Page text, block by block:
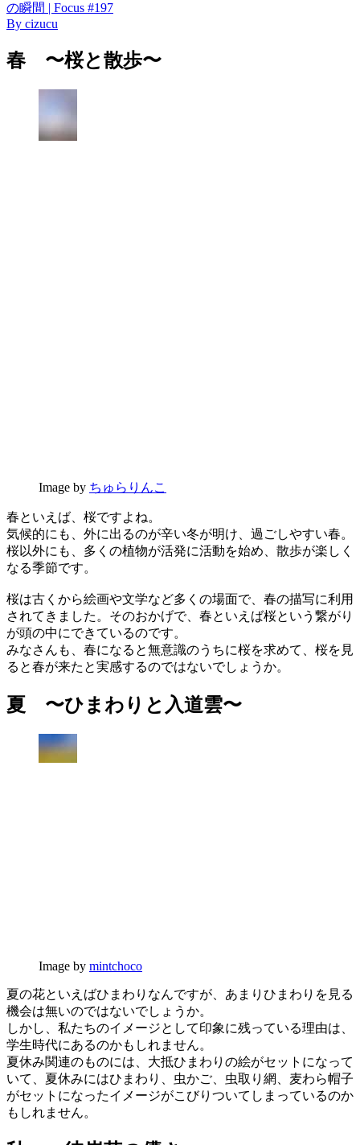
の瞬間 | Focus #197
By cizucu
春 〜桜と散歩〜
Image by ちゅらりんこ
春といえば、桜ですよね。
気候的にも、外に出るのが辛い冬が明け、過ごしやすい春。
桜以外にも、多くの植物が活発に活動を始め、散歩が楽しく
なる季節です。
桜は古くから絵画や文学など多くの場面で、春の描写に利用
されてきました。そのおかげで、春といえば桜という繋がり
が頭の中にできているのです。
みなさんも、春になると無意識のうちに桜を求めて、桜を見
ると春が来たと実感するのではないでしょうか。
夏 〜ひまわりと入道雲〜
Image by mintchoco
夏の花といえばひまわりなんですが、あまりひまわりを見る
機会は無いのではないでしょうか。
しかし、私たちのイメージとして印象に残っている理由は、
学生時代にあるのかもしれません。
夏休み関連のものには、大抵ひまわりの絵がセットになって
いて、夏休みにはひまわり、虫かご、虫取り網、麦わら帽子
がセットになったイメージがこびりついてしまっているのか
もしれません。